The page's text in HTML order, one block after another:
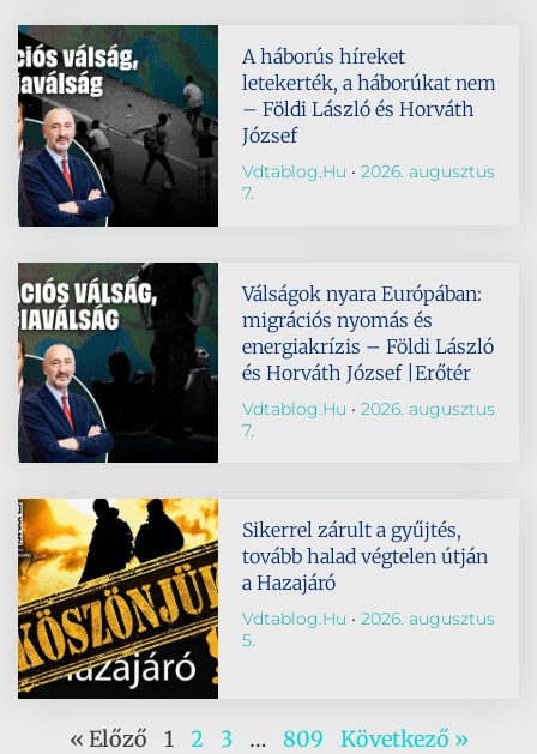
A háborús híreket
letekerték, a háborúkat nem
– Földi László és Horváth
József
Vdtablog.hu
2026. augusztus
7.
Válságok nyara Európában:
migrációs nyomás és
energiakrízis – Földi László
és Horváth József |Erőtér
Vdtablog.hu
2026. augusztus
7.
Sikerrel zárult a gyűjtés,
tovább halad végtelen útján
a Hazajáró
Vdtablog.hu
2026. augusztus
5.
« Előző 1 2 3 … 809 Következő »